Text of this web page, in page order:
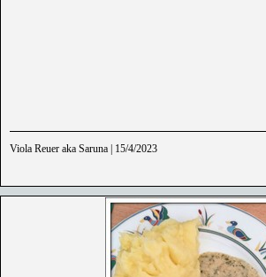
Viola Reuer aka Saruna
15/4/2023